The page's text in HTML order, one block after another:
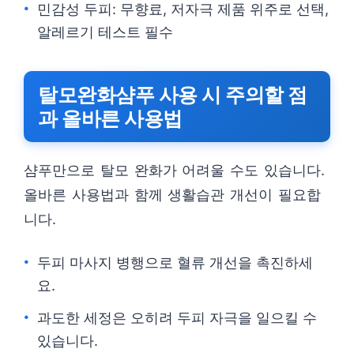
민감성 두피: 무향료, 저자극 제품 위주로 선택,
알레르기 테스트 필수
탈모완화샴푸 사용 시 주의할 점
과 올바른 사용법
샴푸만으로 탈모 완화가 어려울 수도 있습니다.
올바른 사용법과 함께 생활습관 개선이 필요합
니다.
두피 마사지 병행으로 혈류 개선을 촉진하세
요.
과도한 세정은 오히려 두피 자극을 일으킬 수
있습니다.